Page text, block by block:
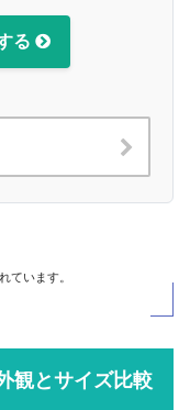
る
ています。
観とサイズ比較